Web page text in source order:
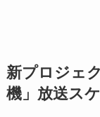
新プロジェ
機」放送ス